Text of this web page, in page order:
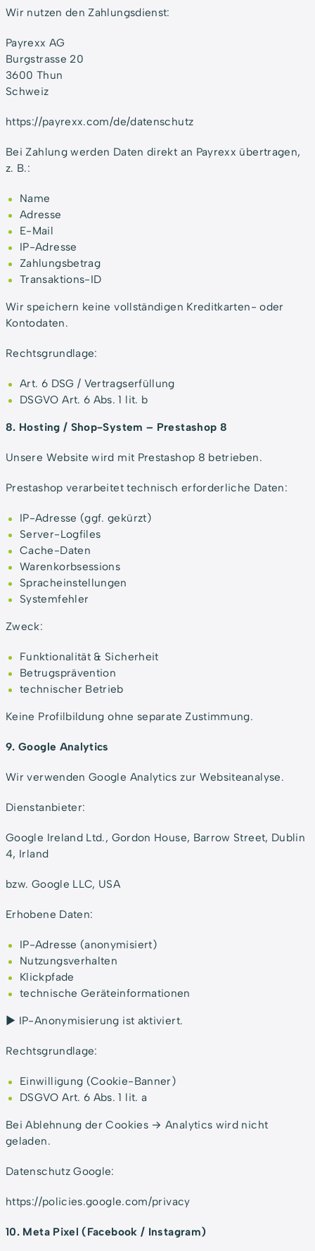
Wir nutzen den Zahlungsdienst:
Payrexx AG
Burgstrasse 20
3600 Thun
Schweiz
https://payrexx.com/de/datenschutz
Bei Zahlung werden Daten direkt an Payrexx übertragen,
z. B.:
Name
Adresse
E-Mail
IP-Adresse
Zahlungsbetrag
Transaktions-ID
Wir speichern keine vollständigen Kreditkarten- oder
Kontodaten.
Rechtsgrundlage:
Art. 6 DSG / Vertragserfüllung
DSGVO Art. 6 Abs. 1 lit. b
8. Hosting / Shop-System – Prestashop 8
Unsere Website wird mit Prestashop 8 betrieben.
Prestashop verarbeitet technisch erforderliche Daten:
IP-Adresse (ggf. gekürzt)
Server-Logfiles
Cache-Daten
Warenkorbsessions
Spracheinstellungen
Systemfehler
Zweck:
Funktionalität & Sicherheit
Betrugsprävention
technischer Betrieb
Keine Profilbildung ohne separate Zustimmung.
9. Google Analytics
Wir verwenden Google Analytics zur Websiteanalyse.
Dienstanbieter:
Google Ireland Ltd., Gordon House, Barrow Street, Dublin
4, Irland
bzw. Google LLC, USA
Erhobene Daten:
IP-Adresse (anonymisiert)
Nutzungsverhalten
Klickpfade
technische Geräteinformationen
► IP-Anonymisierung ist aktiviert.
Rechtsgrundlage:
Einwilligung (Cookie-Banner)
DSGVO Art. 6 Abs. 1 lit. a
Bei Ablehnung der Cookies → Analytics wird nicht
geladen.
Datenschutz Google:
https://policies.google.com/privacy
10. Meta Pixel (Facebook / Instagram)